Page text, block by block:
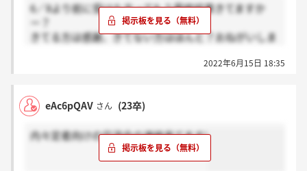
6／8より前に受けた方ってもう最終結果きてますか
ー？
きてる方は感謝、きてない方はほんと？おねがいしま
2022年6月15日 18:35
eAc6pQAV さん (23卒)
内々定者向けの交流会の連絡来てます!